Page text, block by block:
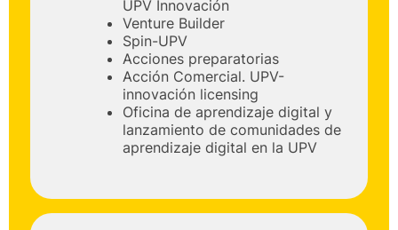
UPV Innovación
Venture Builder
Spin-UPV
Acciones preparatorias
Acción Comercial. UPV-
innovación licensing
Oficina de aprendizaje digital y
lanzamiento de comunidades de
aprendizaje digital en la UPV